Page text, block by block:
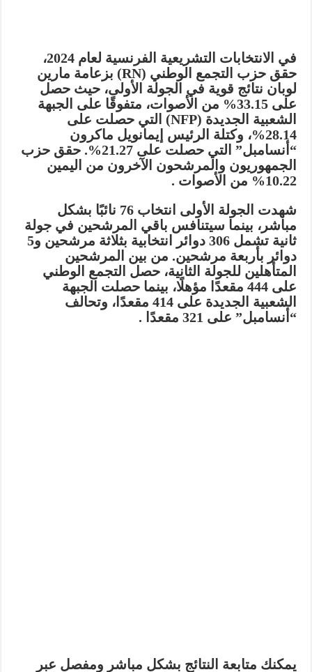
في الانتخابات التشريعية الفرنسية لعام 2024،
حقق حزب التجمع الوطني (RN) بزعامة مارين
لوبان نتائج قوية في الجولة الأولى، حيث حصل
على 33.15% من الأصوات، متفوقًا على الجبهة
الشعبية الجديدة (NFP) التي حصلت على
28.14%، وكتلة الرئيس إيمانويل ماكرون
“أنسامبل” التي حصلت على 21.27%. حقق حزب
الجمهوريون والمرشحون الآخرون من اليمين
10.22% من الأصوات .
شهدت الجولة الأولى انتخاب 76 نائبًا بشكل
مباشر، بينما سيتنافس باقي المرشحين في جولة
ثانية تشمل 306 دوائر انتخابية بثلاثة مرشحين و5
دوائر بأربعة مرشحين. من بين المرشحين
المتأهلين للجولة الثانية، حصل التجمع الوطني
على 444 مقعدًا مؤهلًا، بينما حصلت الجبهة
الشعبية الجديدة على 414 مقعدًا، وتحالف
“أنسامبل” على 321 مقعدًا .
يمكنك متابعة النتائج بشكل مباشر ومفصل عبر